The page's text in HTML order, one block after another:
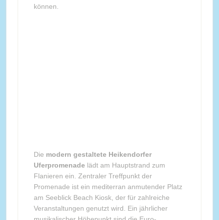
können.
Die modern gestaltete Heikendorfer
Uferpromenade lädt am Hauptstrand zum
Flanieren ein. Zentraler Treffpunkt der
Promenade ist ein mediterran anmutender Platz
am Seeblick Beach Kiosk, der für zahlreiche
Veranstaltungen genutzt wird. Ein jährlicher